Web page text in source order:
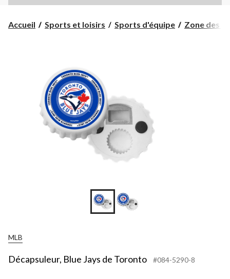
Accueil Sports et loisirs Sports d'équipe Zone des
MLB
Décapsuleur, Blue Jays de Toronto #084-5290-8